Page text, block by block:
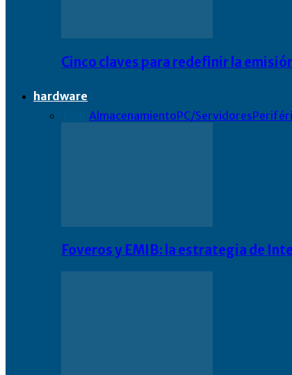
Cinco claves para redefinir la
hardware
AlmacenamientoPC/Servidores
Foveros y EMIB: la estrategia de